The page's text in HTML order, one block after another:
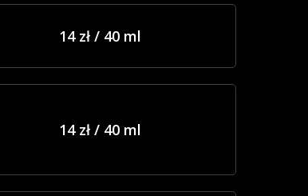
14 zł / 40 ml
14 zł / 40 ml